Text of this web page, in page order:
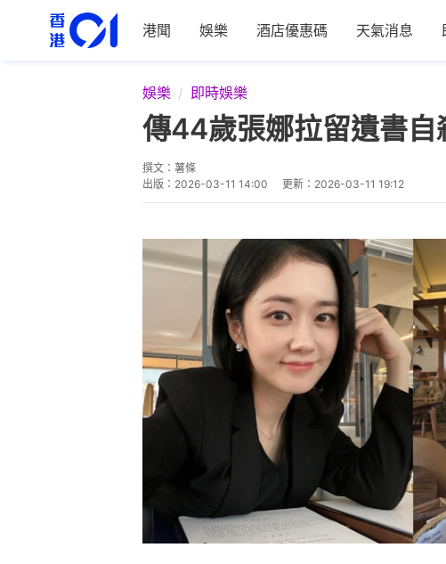
港聞 娛樂 酒店優惠碼 天氣消息
娛樂 即時娛樂
傳44歲張娜拉留遺書自
撰文： 薯條
出版： 2026-03-11 14:00 更新： 2026-03-11 19:12